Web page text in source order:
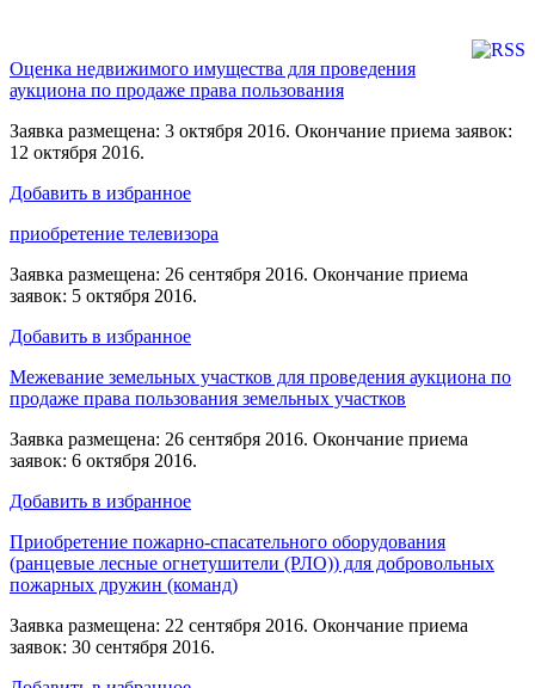
Оценка недвижимого имущества для проведения
аукциона по продаже права пользования
Заявка размещена: 3 октября 2016. Окончание приема заявок:
12 октября 2016.
Добавить в избранное
приобретение телевизора
Заявка размещена: 26 сентября 2016. Окончание приема
заявок: 5 октября 2016.
Добавить в избранное
Межевание земельных участков для проведения аукциона по
продаже права пользования земельных участков
Заявка размещена: 26 сентября 2016. Окончание приема
заявок: 6 октября 2016.
Добавить в избранное
Приобретение пожарно-спасательного оборудования
(ранцевые лесные огнетушители (РЛО)) для добровольных
пожарных дружин (команд)
Заявка размещена: 22 сентября 2016. Окончание приема
заявок: 30 сентября 2016.